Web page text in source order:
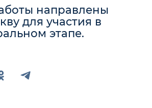
направлены
для участия в
этапе.